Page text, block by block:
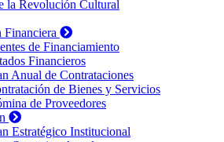
la Revolución Cultural
de Financiamiento
Financieros
Anual de Contrataciones
de Bienes y Servicios
de Proveedores
Estratégico Institucional